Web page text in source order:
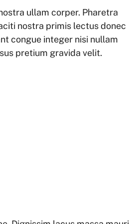
ullam corper. Pharetra
nostra primis lectus donec
congue integer nisi nullam
pretium gravida velit.